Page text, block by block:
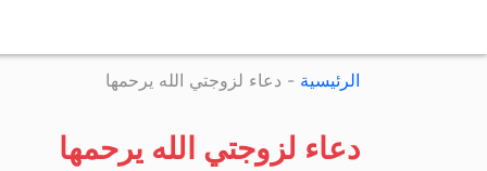
الرئيسية - دعاء لزوجتي الله يرحمها
دعاء لزوجتي الله يرحمها